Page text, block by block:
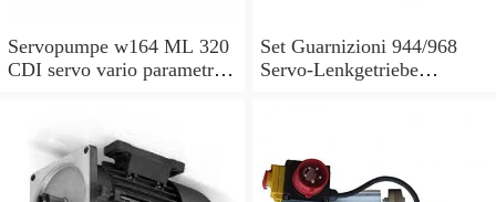
Servopumpe w164 ML 320
CDI servo vario parametri
Set Guarnizioni 944/968
Servo-Lenkgetriebe